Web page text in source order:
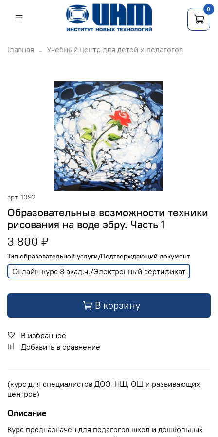
Главная Учебный центр для детей и педагогов
арт. 1092
Образовательные возможности техники
рисования на воде эбру. Часть 1
3 800 ₽
Тип образовательной услуги/Подтверждающий документ
Онлайн-курс 8 акад.ч./Электронный сертификат
В корзину
В избранное
Добавить в сравнение
(курс для специалистов ДОО, НШ, ОШ и развивающих
центров)
Описание
Курс предназначен для педагогов школ и дошкольных
0